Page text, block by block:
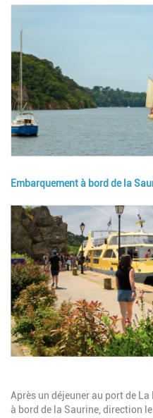
Embarquement à bord de la
Image
Description
Après un déjeuner au port de
à bord de la Saurine, direction